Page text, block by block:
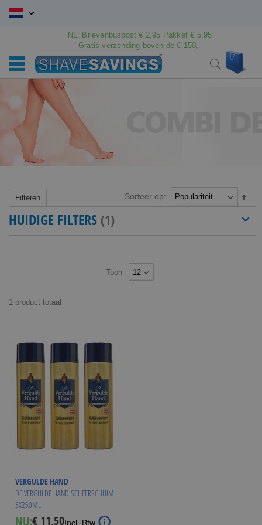
Ga
NL: Brievenbuspost € 2,95 Pakket € 5,95
Gratis verzending boven de € 150,-
Search
Toon
Sorteer op:
naar
1 product totaal
VERGULDE HAND
DE VERGULDE HAND SCHEERSCHUIM
3X250ML
NU:Special
€ 11,50
Filteren
HUIDIGE FILTERS